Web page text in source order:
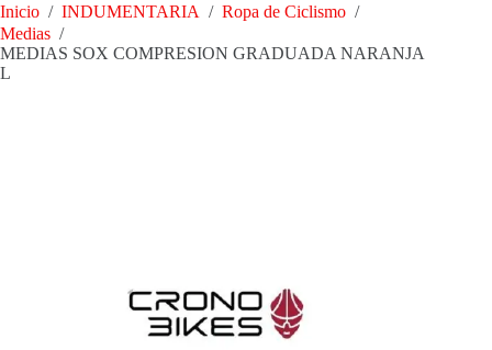
Inicio / INDUMENTARIA / Ropa de Ciclismo /
Medias /
MEDIAS SOX COMPRESION GRADUADA NARANJA
L